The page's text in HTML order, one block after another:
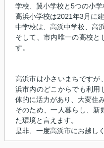
学校、翼小学校と5つの小学
高浜小学校は2021年3月に
中学校は、高浜中学校、高
そして、市内唯一の高校と
す。
高浜市は小さいまちですが
浜市内のどこからでも利用
体的に活力があり、大変住
そのため、一人暮らし、新
た環境と言えます。
是非、一度高浜市にお越し